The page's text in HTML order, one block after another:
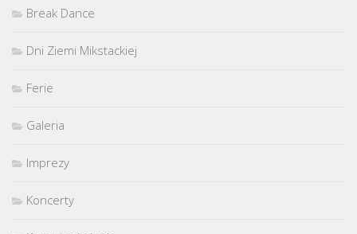
Break Dance
Dni Ziemi Mikstackiej
Ferie
Galeria
Imprezy
Koncerty